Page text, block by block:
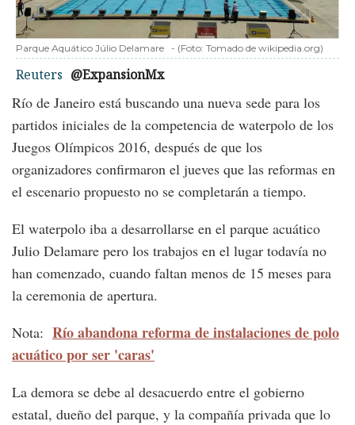
Parque Aquático Júlio Delamare - (Foto: Tomado de wikipedia.org)
Reuters @ExpansionMx
Río de Janeiro está buscando una nueva sede para los
partidos iniciales de la competencia de waterpolo de los
Juegos Olímpicos 2016, después de que los
organizadores confirmaron el jueves que las reformas en
el escenario propuesto no se completarán a tiempo.
El waterpolo iba a desarrollarse en el parque acuático
Julio Delamare pero los trabajos en el lugar todavía no
han comenzado, cuando faltan menos de 15 meses para
la ceremonia de apertura.
Nota: Río abandona reforma de instalaciones de polo
acuático por ser 'caras'
La demora se debe al desacuerdo entre el gobierno
estatal, dueño del parque, y la compañía privada que lo